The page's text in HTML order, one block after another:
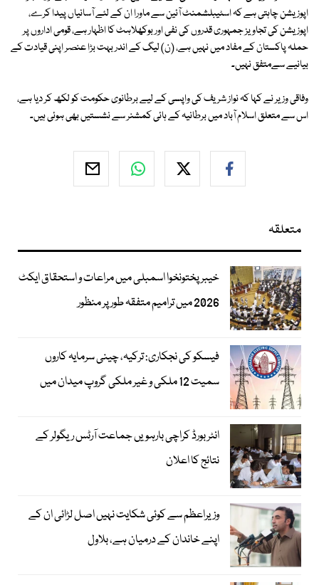
اپوزیشن چاہتی ہے کہ اسٹیبلشمنٹ آئین سے ماورا ان کے لئے آسانیاں پیدا کرے،
اپوزیشن کی تجاویز جمہوری قدروں کی نفی اور بوکھلاہٹ کا اظہار ہے، قومی اداروں پر
حملہ پاکستان کے مفاد میں نہیں ہے، (ن) لیگ کے اندر بہت بڑا عنصر اپنی قیادت کے
بیانیے سےمتفق نہیں۔
وفاقی وزیر نے کہا کہ نواز شریف کی واپسی کے لیے برطانوی حکومت کو لکھ کر دیا ہے،
اس سے متعلق اسلام آباد میں برطانیہ کے ہائی کمشنر سے نشستیں بھی ہوئی ہیں۔
متعلقہ
خیبرپختونخوا اسمبلی میں مراعات و استحقاق ایکٹ
2026 میں ترامیم متفقہ طور پر منظور
فیسکو کی نجکاری: ترکیہ، چینی سرمایہ کاروں
سمیت 12 ملکی و غیر ملکی گروپ میدان میں
انٹر بورڈ کراچی بارہویں جماعت آرٹس ریگولر کے
نتائج کا اعلان
وزیراعظم سے کوئی شکایت نہیں اصل لڑائی ان کے
اپنے خاندان کے درمیان ہے، بلاول